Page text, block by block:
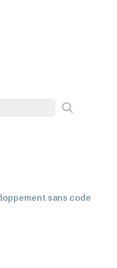
sans code